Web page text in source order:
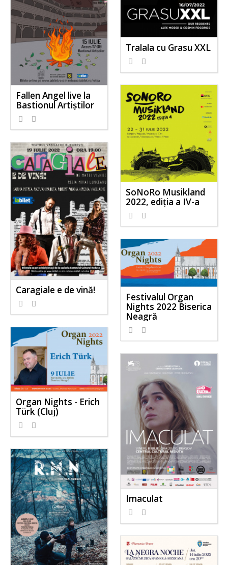
Tralala cu Grasu XXL
Fallen Angel live la
Bastionul Artiștilor
SoNoRo Musikland
2022, ediția a IV-a
Caragiale e de vină!
Festivalul Organ
Nights 2022 Biserica
Neagră
Organ Nights - Erich
Türk (Cluj)
Imaculat